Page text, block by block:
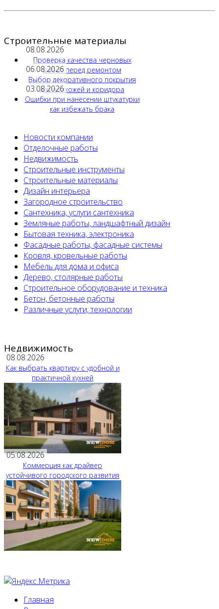
Строительные материалы
08.08.2026
Проверка качества черновых
работ перед ремонтом
06.08.2026
Выбор декоративного покрытия
для прихожей и коридора
03.08.2026
Ошибки при нанесении штукатурки
как избежать брака
Новости компании
Отделочные работы
Недвижимость
Строительные инструменты
Строительные материалы
Дизайн интерьера
Загородное строительство
Сантехника, услуги сантехника
Земляные работы, ландшафтный дизайн
Бытовая техника, электроника
Фасадные работы, фасадные системы
Кровля, кровельные работы
Мебель для дома и офиса
Дерево, столярные работы
Строительное оборудование и техника
Бетон, бетонные работы
Различные услуги, технологии
Недвижимость
08.08.2026
Как выбрать квартиру с удобной и
практичной кухней
05.08.2026
Коммерция как драйвер
устойчивого городского развития
Главная